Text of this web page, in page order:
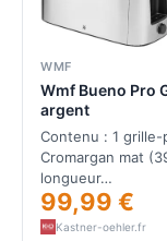
WMF
Wmf Bueno Pro
argent
Contenu : 1
Cromargan mat
longueur…
99,99 €
Kastner-oehler.fr